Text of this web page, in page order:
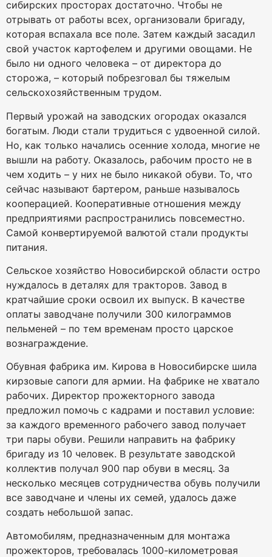
сибирских просторах достаточно. Чтобы не
отрывать от работы всех, организовали бригаду,
которая вспахала все поле. Затем каждый засадил
свой участок картофелем и другими овощами. Не
было ни одного человека – от директора до
сторожа, – который побрезговал бы тяжелым
сельскохозяйственным трудом.
Первый урожай на заводских огородах оказался
богатым. Люди стали трудиться с удвоенной силой.
Но, как только начались осенние холода, многие не
вышли на работу. Оказалось, рабочим просто не в
чем ходить – у них не было никакой обуви. То, что
сейчас называют бартером, раньше называлось
кооперацией. Кооперативные отношения между
предприятиями распространились повсеместно.
Самой конвертируемой валютой стали продукты
питания.
Сельское хозяйство Новосибирской области остро
нуждалось в деталях для тракторов. Завод в
кратчайшие сроки освоил их выпуск. В качестве
оплаты заводчане получили 300 килограммов
пельменей – по тем временам просто царское
вознаграждение.
Обувная фабрика им. Кирова в Новосибирске шила
кирзовые сапоги для армии. На фабрике не хватало
рабочих. Директор прожекторного завода
предложил помочь с кадрами и поставил условие:
за каждого временного рабочего завод получает
три пары обуви. Решили направить на фабрику
бригаду из 10 человек. В результате заводской
коллектив получал 900 пар обуви в месяц. За
несколько месяцев сотрудничества обувь получили
все заводчане и члены их семей, удалось даже
создать небольшой запас.
Автомобилям, предназначенным для монтажа
прожекторов, требовалась 1000-километровая